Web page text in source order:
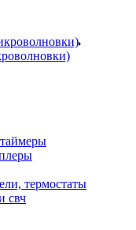
термостаты
свч